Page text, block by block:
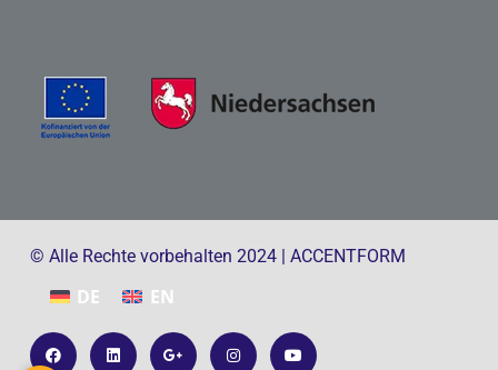
KONTAKT
Adresse
Geschäftsführung
Steffanie Maicher